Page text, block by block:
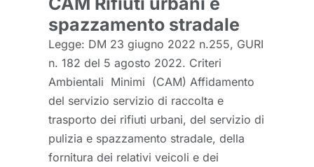
spazzamento stradale
Legge: DM 23 giugno 2022 n.255, GURI
n. 182 del 5 agosto 2022. Criteri
Ambientali Minimi (CAM) Affidamento
del servizio servizio di raccolta e
trasporto dei rifiuti urbani, del servizio di
pulizia e spazzamento stradale, della
fornitura dei relativi veicoli e dei